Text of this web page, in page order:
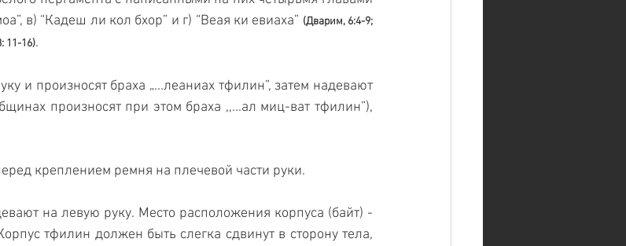
в) “Кадеш ли кол бхор” и г) “Веая ки евиаха” (Дварим, 6:4-9;
11-16).
и произносят браха „...леаниах тфилин”, затем надевают
произносят при этом браха ,,...ал миц-ват тфилин”),
креплением ремня на плечевой части руки.
на левую руку. Место расположения корпуса (байт) -
тфилин должен быть слегка сдвинут в сторону тела,